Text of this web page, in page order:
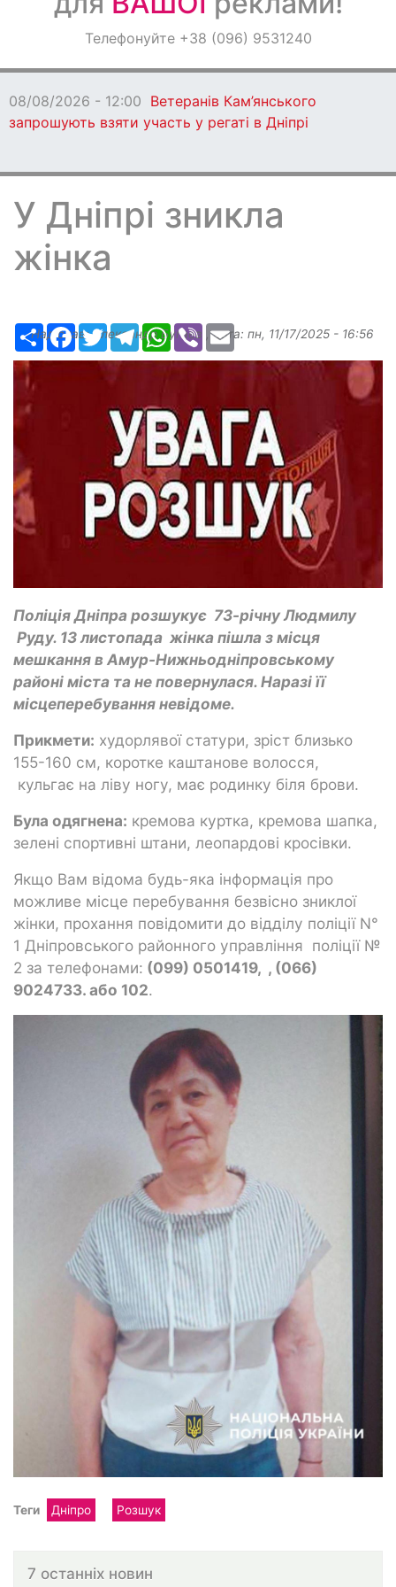
ОголошенняТелефонуйте +38 (096) 9531240
08/08/2026 - 12:00 Ветеранів Кам’янського
запрошують взяти участь у регаті в Дніпрі
У Дніпрі зникла
жінка
РесурсFacebook
TwitterTelegramWhatsApp
ViberEmail
Надіслав:Александр Бугаев , дата: пн, 11/17/2025 - 16:56
Поліція Дніпра розшукує 73-річну Людмилу
Руду. 13 листопада жінка пішла з місця
мешкання в Амур-Нижньодніпровському
районі міста та не повернулася. Наразі її
місцеперебування невідоме.
Прикмети: худорлявої статури, зріст близько
155-160 см, коротке каштанове волосся,
кульгає на ліву ногу, має родинку біля брови.
Була одягнена: кремова куртка, кремова шапка,
зелені спортивні штани, леопардові кросівки.
Якщо Вам відома будь-яка інформація про
можливе місце перебування безвісно зниклої
жінки, прохання повідомити до відділу поліції N°
1 Дніпровського районного управління поліції №
2 за телефонами: (099) 0501419, , (066)
9024733. або 102.
Теги Дніпро Розшук
7 останніх новин